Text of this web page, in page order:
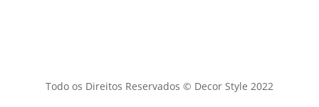
Todo os Direitos Reservados © Decor Style 2022